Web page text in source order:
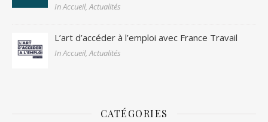
In Accueil, Actualités
L’art d’accéder à l’emploi avec France Travail
In Accueil, Actualités
CATÉGORIES